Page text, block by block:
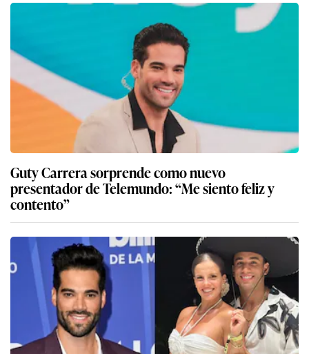
Guty Carrera sorprende como nuevo
presentador de Telemundo: “Me siento feliz y
contento”